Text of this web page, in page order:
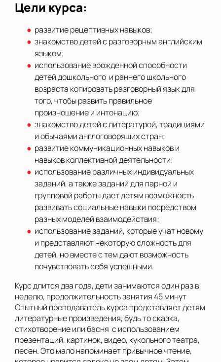
Цели курса:
развитие рецептивных навыков;
знакомство детей с разговорным английским
языком;
использование врожденной способности
детей дошкольного и раннего школьного
возраста копировать разговорный язык для
того, чтобы развить правильное
произношение и интонацию;
знакомство детей с литературой, традициями
и обычаями англоговорящих стран;
развитие коммуникационных навыков и
навыков коллективной деятельности;
использование различных индивидуальных
заданий, а также заданий для парной и
групповой работы дает детям возможность
развивать социальные навыки посредством
разных моделей взаимодействия;
использование заданий, которые учат новому
и представляют некоторую сложность для
детей, но вместе с тем дают возможность
почувствовать себя успешными.
Курс длится два года, дети занимаются один раз в
неделю, продолжительность занятия 45 минут
Опытный преподаватель курса представляет детям
литературные произведения, будь то сказка,
стихотворение или басня с использованием
презентаций, картинок, видео, кукольного театра,
песен. Это мало напоминает привычное чтение,